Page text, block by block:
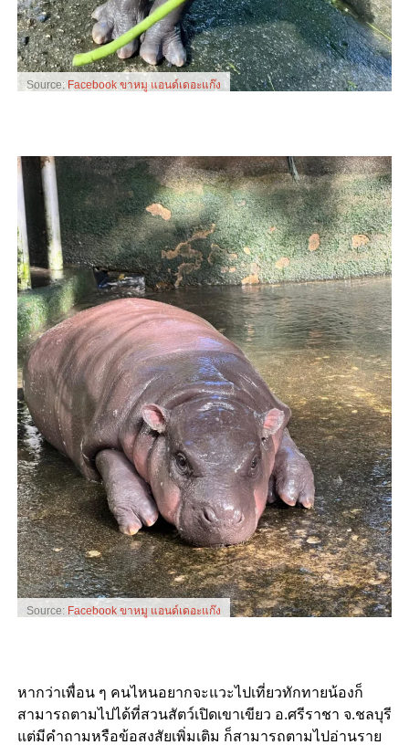
Source:Facebook ขาหมู แอนด์เดอะแก๊ง
Source: Facebook ขาหมู แอนด์เดอะแก๊ง
หากว่าเพื่อน ๆ คนไหนอยากจะแวะไปเที่ยวทักทายน้องก็
สามารถตามไปได้ที่สวนสัตว์เปิดเขาเขียว อ.ศรีราชา จ.ชลบุรี
แต่มีคำถามหรือข้อสงสัยเพิ่มเติม ก็สามารถตามไปอ่านราย